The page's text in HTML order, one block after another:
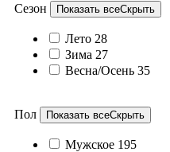
Сезон Показать всеСкрыть
Лето 28
Зима 27
Весна/Осень 35
Пол Показать всеСкрыть
Мужское 195